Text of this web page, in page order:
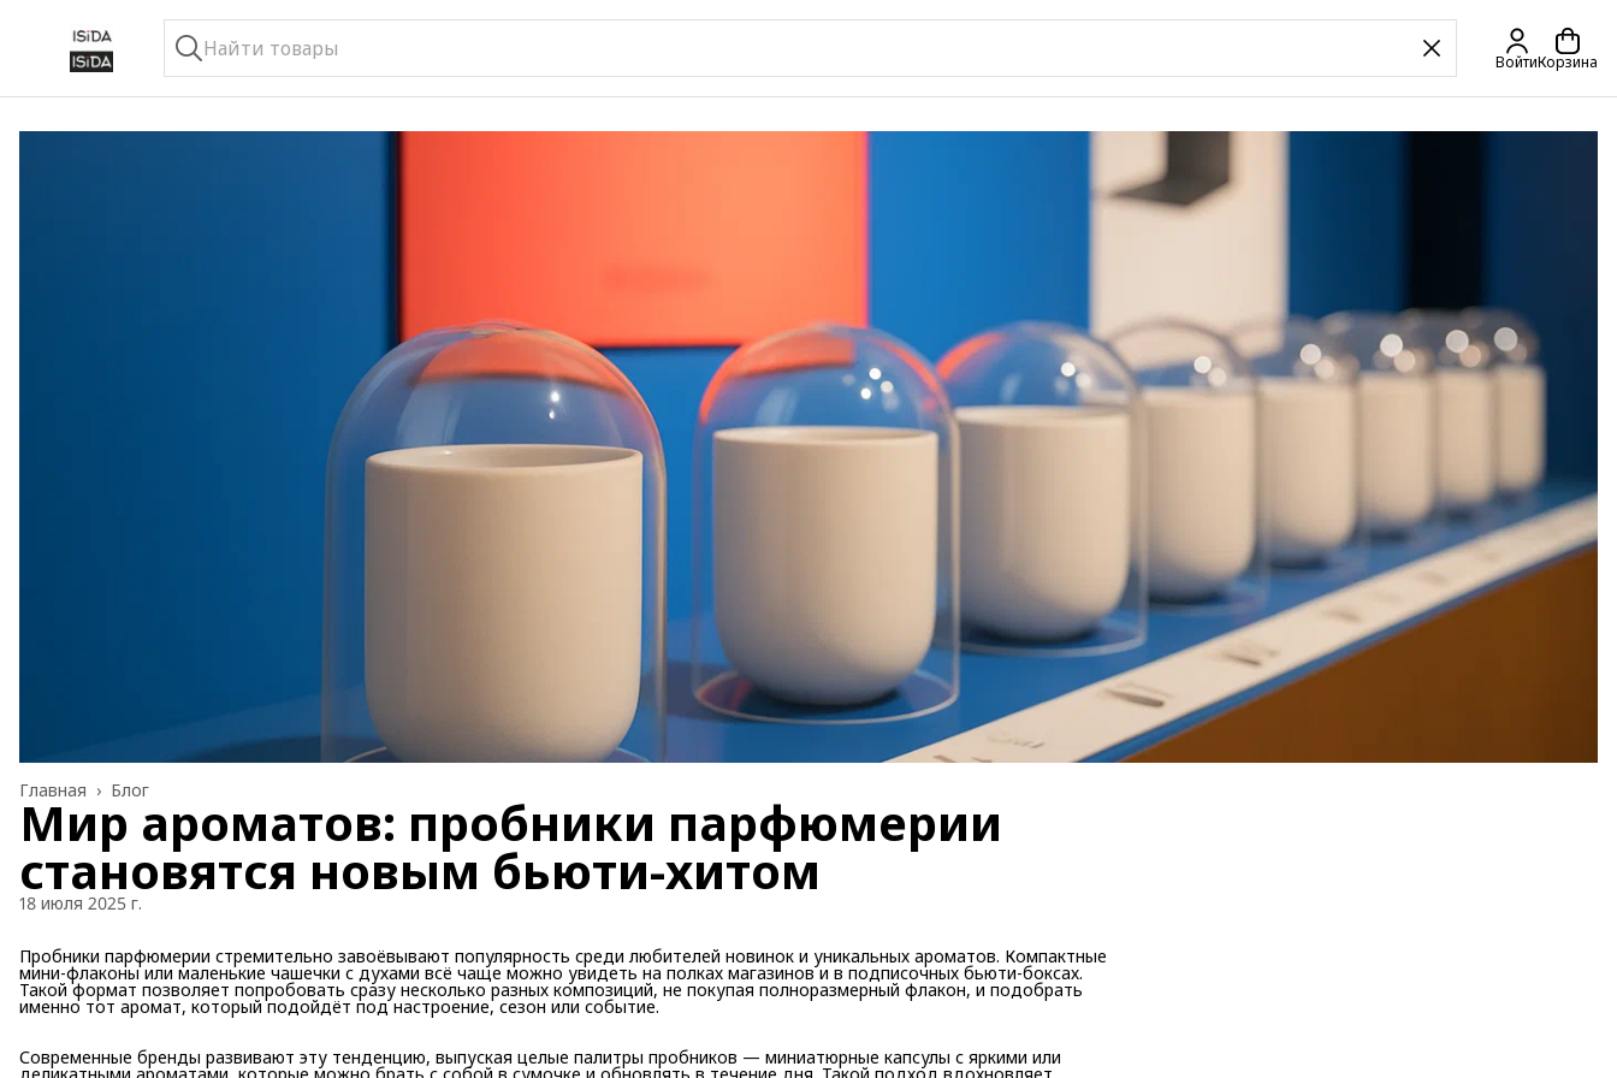
ВойтиКорзина
Блог
Главная ›
Мир ароматов: пробники парфюмерии
становятся новым бьюти-хитом
18 июля 2025 г.
Пробники парфюмерии стремительно завоёвывают популярность среди любителей новинок и уникальных ароматов. Компактные
мини-флаконы или маленькие чашечки с духами всё чаще можно увидеть на полках магазинов и в подписочных бьюти-боксах.
Такой формат позволяет попробовать сразу несколько разных композиций, не покупая полноразмерный флакон, и подобрать
именно тот аромат, который подойдёт под настроение, сезон или событие.
Современные бренды развивают эту тенденцию, выпуская целые палитры пробников — миниатюрные капсулы с яркими или